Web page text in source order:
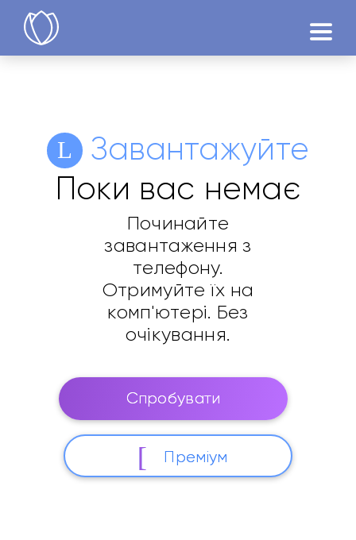
Завантажуйте
Поки вас немає
Починайте
завантаження з
телефону.
Отримуйте їх на
комп'ютері. Без
очікування.
Спробувати
Преміум